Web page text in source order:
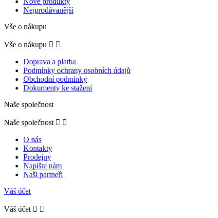
Nejprodávanější
Vše o nákupu
Vše o nákupu  
Doprava a platba
Podmínky ochrany osobních údajů
Obchodní podmínky
Dokumenty ke stažení
Naše společnost
Naše společnost  
O nás
Kontakty
Prodejny
Napište nám
Naši partneři
Váš účet
Váš účet  